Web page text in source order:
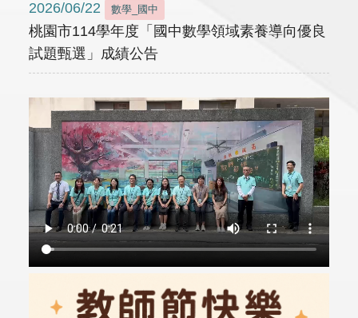
2026/06/22 數學_國中
桃園市114學年度「國中數學領域素養導向優良
試題甄選」成績公告